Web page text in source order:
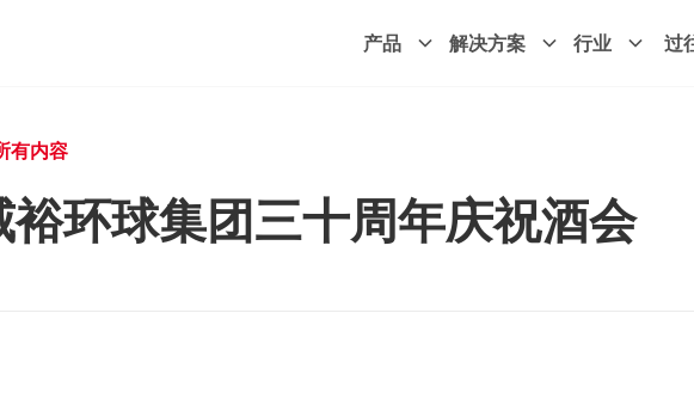
产品 解决方案 行业 过
有内容
裕环球集团三十周年庆祝酒会